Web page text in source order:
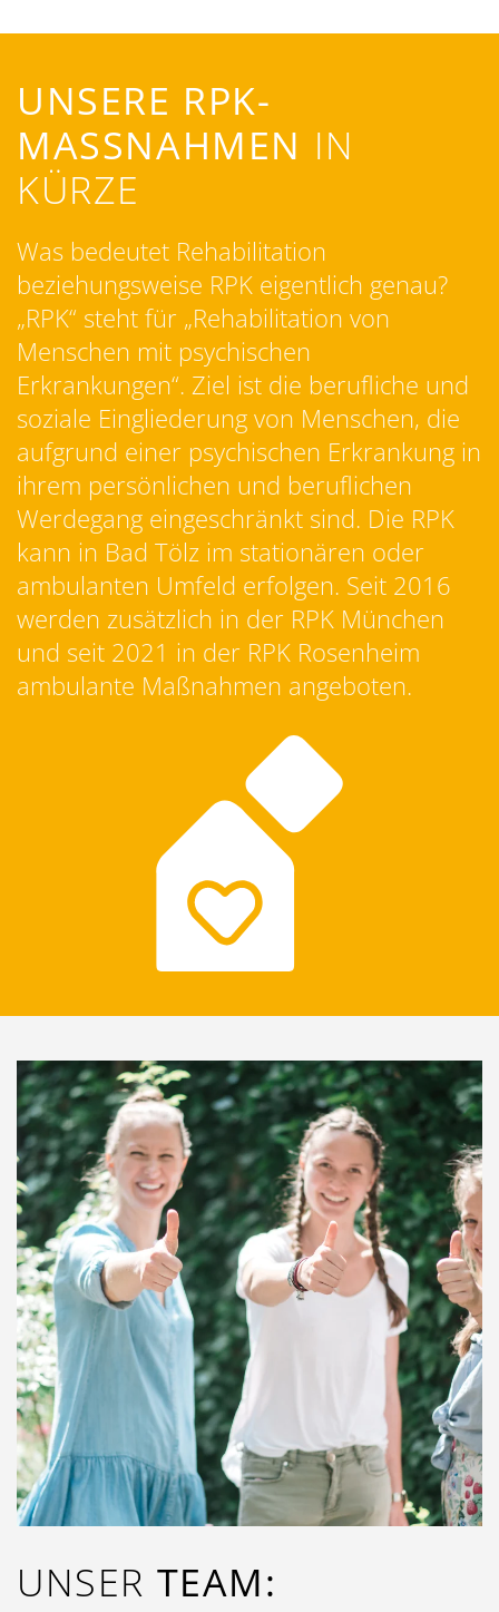
UNSERE RPK-
MASSNAHMEN
IN
KÜRZE
Was bedeutet Rehabilitation
beziehungsweise RPK eigentlich genau?
„RPK“ steht für „Rehabilitation von
Menschen mit psychischen
Erkrankungen“. Ziel ist die berufliche und
soziale Eingliederung von Menschen, die
aufgrund einer psychischen Erkrankung in
ihrem persönlichen und beruflichen
Werdegang eingeschränkt sind. Die RPK
kann in Bad Tölz im stationären oder
ambulanten Umfeld erfolgen. Seit 2016
werden zusätzlich in der RPK München
und seit 2021 in der RPK Rosenheim
ambulante Maßnahmen angeboten.
UNSER TEAM: